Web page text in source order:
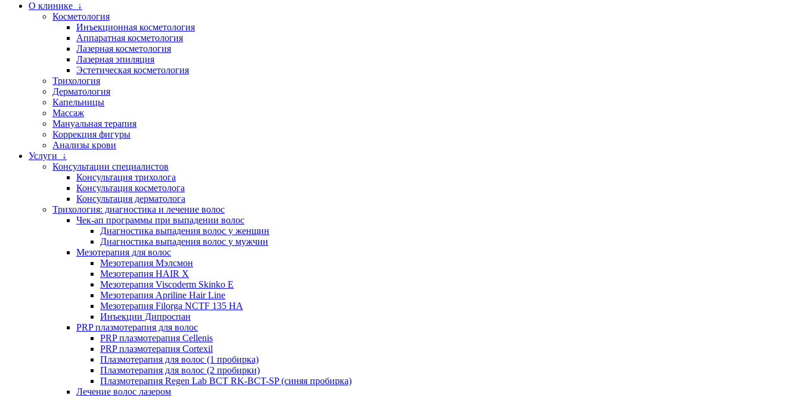
О клинике ↓
Косметология
Инъекционная косметология
Аппаратная косметология
Лазерная косметология
Лазерная эпиляция
Эстетическая косметология
Трихология
Дерматология
Капельницы
Массаж
Мануальная терапия
Коррекция фигуры
Анализы крови
Услуги ↓
Консультации специалистов
Консультация трихолога
Консультация косметолога
Консультация дерматолога
Трихология: диагностика и лечение волос
Чек-ап программы при выпадении волос
Диагностика выпадения волос у женщин
Диагностика выпадения волос у мужчин
Мезотерапия для волос
Мезотерапия Мэлсмон
Мезотерапия HAIR X
Мезотерапия Viscoderm Skinko E
Мезотерапия Apriline Hair Line
Мезотерапия Filorga NCTF 135 HA
Инъекции Дипроспан
PRP плазмотерапия для волос
PRP плазмотерапия Cellenis
PRP плазмотерапия Cortexil
Плазмотерапия для волос (1 пробирка)
Плазмотерапия для волос (2 пробирки)
Плазмотерапия Regen Lab BCT RK-BCT-SP (синяя пробирка)
Лечение волос лазером